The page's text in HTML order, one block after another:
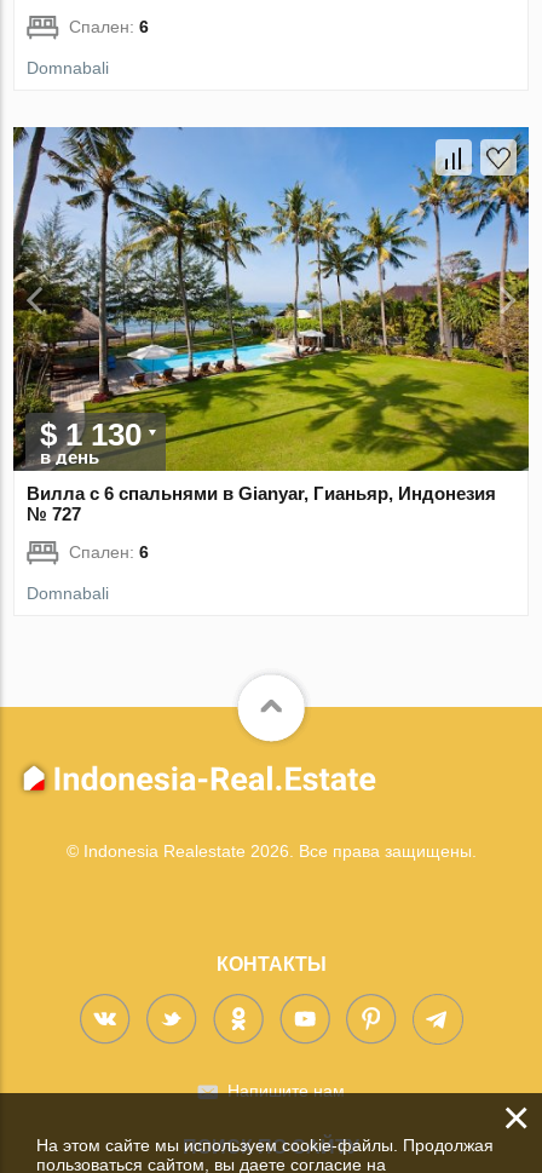
Спален:6
Domnabali
$ 1 130
в день
Вилла с 6 спальнями в Gianyar, Гианьяр, Индонезия
№ 727
Спален:6
Domnabali
© Indonesia Realestate 2026. Все права защищены.
КОНТАКТЫ
Напишите нам
ПОИСК ПО САЙТУ
×
На этом сайте мы используем cookie-файлы. Продолжая
пользоваться сайтом, вы даете согласие на